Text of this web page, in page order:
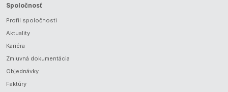
Spoločnosť
Profil spoločnosti
Aktuality
Kariéra
Zmluvná dokumentácia
Objednávky
Faktúry